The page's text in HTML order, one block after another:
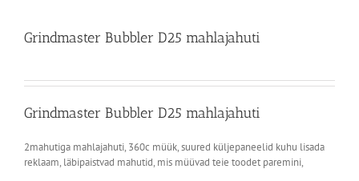
Grindmaster Bubbler D25 mahlajahuti
Grindmaster Bubbler D25 mahlajahuti
2mahutiga mahlajahuti, 360c müük, suured küljepaneelid kuhu lisada
reklaam, läbipaistvad mahutid, mis müüvad teie toodet paremini,